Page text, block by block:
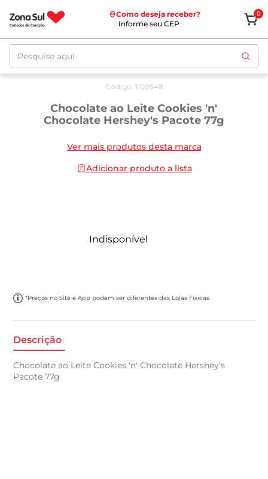
Como deseja receber?
Informe seu CEP
0
Pesquise aqui
Código: 1100548
Chocolate ao Leite Cookies 'n'
Chocolate Hershey's Pacote 77g
Ver mais produtos desta marca
Adicionar produto a lista
Indisponível
*Preços no Site e App podem ser diferentes das Lojas Físicas.
Descrição
Chocolate ao Leite Cookies 'n' Chocolate Hershey's
Pacote 77g